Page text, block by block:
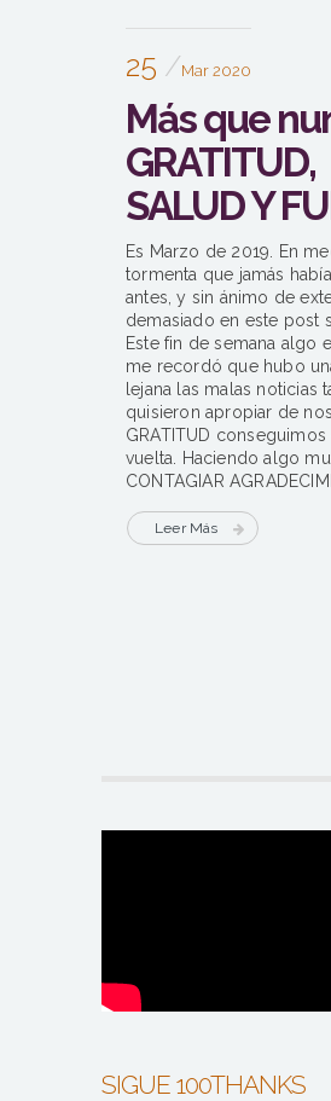
25 Mar 2020
Más que
GRATITUD,
SALUD Y
Es Marzo de 2019. En
tormenta que jamás
antes, y sin ánimo de
demasiado en este post
Este fin de semana algo
me recordó que hubo
lejana las malas noticias
quisieron apropiar de
GRATITUD
vuelta. Haciendo algo
CONTAGIAR
Leer Más
SIGUE 100THANKS